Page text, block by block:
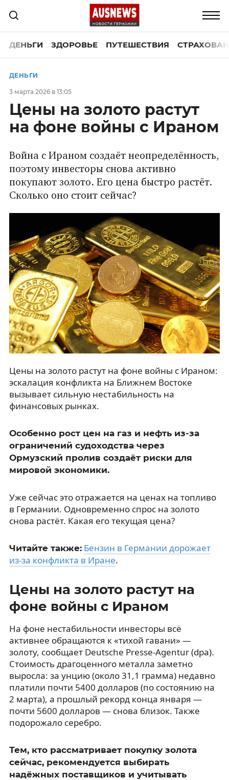
ДЕНЬГИ ЗДОРОВЬЕ ПУТЕШЕСТВИЯ
ДЕНЬГИ
3 марта 2026 в 13:05
Цены на золото растут
на фоне войны с Ираном
Война с Ираном создаёт неопределённость,
поэтому инвесторы снова активно
покупают золото. Его цена быстро растёт.
Сколько оно стоит сейчас?
Цены на золото растут на фоне войны с Ираном:
эскалация конфликта на Ближнем Востоке
вызывает сильную нестабильность на
финансовых рынках.
Особенно рост цен на газ и нефть из-за
ограничений судоходства через
Ормузский пролив создаёт риски для
мировой экономики.
Уже сейчас это отражается на ценах на топливо
в Германии. Одновременно спрос на золото
снова растёт. Какая его текущая цена?
Читайте также: Бензин в Германии дорожает
из-за конфликта в Иране.
Цены на золото растут на
фоне войны с Ираном
На фоне нестабильности инвесторы всё
активнее обращаются к «тихой гавани» —
золоту, сообщает Deutsche Presse-Agentur (dpa).
Стоимость драгоценного металла заметно
выросла: за унцию (около 31,1 грамма) недавно
платили почти 5400 долларов (по состоянию на
2 марта), а прошлый рекорд конца января —
почти 5600 долларов — снова близок. Также
подорожало серебро.
Тем, кто рассматривает покупку золота
сейчас, рекомендуется выбирать
надёжных поставщиков и учитывать